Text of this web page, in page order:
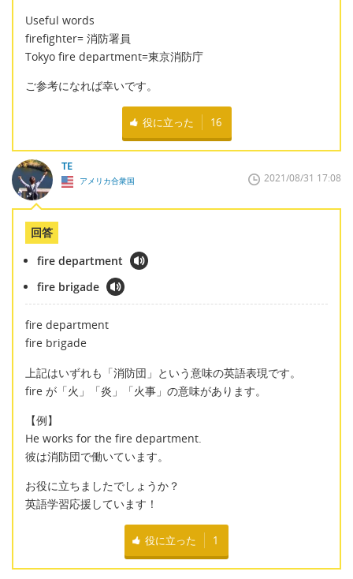
Useful words
firefighter= 消防署員
Tokyo fire department=東京消防庁
ご参考になれば幸いです。
役に立った 16
TE
アメリカ合衆国 2021/08/31 17:08
回答
fire department
fire brigade
fire department
fire brigade
上記はいずれも「消防団」という意味の英語表現です。
fire が「火」「炎」「火事」の意味があります。
【例】
He works for the fire department.
彼は消防団で働いています。
お役に立ちましたでしょうか？
英語学習応援しています！
役に立った 1